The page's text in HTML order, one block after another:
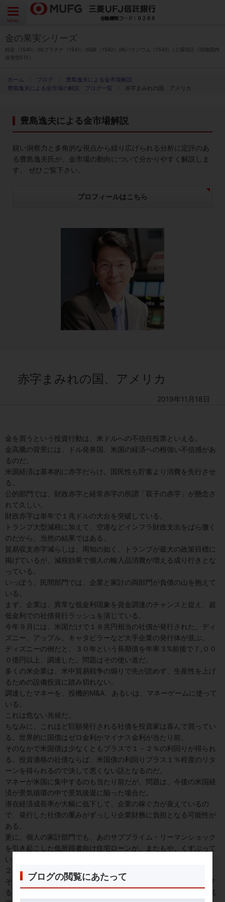
CLOSE
MENU
ブログ
豊島逸夫による金市場解説
豊島逸夫による金市場の解説 ブログ一覧
赤字まみれの国、アメリカ
豊島逸夫による金市場解説
鋭い洞察力と多角的な視点から繰り広げられる分析に定評のあ
る豊島逸夫氏が、金市場の動向について分かりやすく解説しま
す。 ぜひご覧下さい。
プロフィールはこちら
赤字まみれの国、アメリカ
2019年11月18日
金を買うという投資行動は、米ドルへの不信任投票といえる。
金高騰の背景には、ドル発券国、米国の経済への根強い不信感があ
るのだ。
米国経済は基本的に赤字だらけ。国民性も貯蓄より消費を先行させ
る。
公的部門では、財政赤字と経常赤字の所謂「双子の赤字」が懸念さ
れて久しい。
財政赤字は単年で１兆ドルの大台を突破している。
トランプ大型減税に加えて、空港などインフラ財政支出をばら撒く
のだから、当然の結果ではある。
貿易収支赤字減らしは、周知の如く、トランプが最大の政策目標に
掲げているが、減税効果で個人の輸入品消費が増える成り行きとな
っている。
いっぽう、民間部門では、企業と家計の両部門が負債の山を抱えて
いる。
まず、企業は、異常な低金利現象を資金調達のチャンスと捉え、超
低金利での社債発行ラッシュを演じている。
今年９月には、米国だけで１８兆円相当の社債が発行された。ディ
ズニー、アップル、キャタピラーなど大手企業の発行体が並ぶ。
ディズニーの例だと、３０年という長期債を年率３%前後で７,００
０億円以上、調達した。問題はその使い道だ。
多くの米企業は、米中貿易戦争の煽りで先が読めず、生産性を上げ
るための設備投資に踏み切れない。
調達したマネーを、投機的M&A、あるいは、マネーゲームに使って
いる。
これは危ない兆候だ。
ちなみに、これほど巨額発行される社債を投資家は喜んで買ってい
る。世界的に国債はゼロ金利かマイナス金利が当たり前。
そのなかで米国債は少なくともプラスで１－２％の利回りが得られ
る。投資適格の社債ならば、米国債の利回りプラス１％程度のリタ
ーンを得られるので決して悪くない話となるのだ。
マネーが米国に集中するのも当たり前だが、問題は、今後の米国経
済が景気循環の中で景気後退に陥った場合だ。
潜在経済成長率が大幅に低下して、企業の稼ぐ力が衰えているの
で、発行した社債の重みがずっしり企業財務に負担となる可能性が
ある。
更に、個人の家計部門でも、あのサブプライム・リーマンショック
を引き起こした低所得者向け住宅ローンが、またもや、くすぶって
いるのだ。
２０２０年は米大統領選挙の年。
そこで、特に所得水準が低い黒人家庭向けにも住宅ローンを提供す
ることで「マイホーム取得」の夢を叶えさせてあげよう、との国民
金の果実シリーズ
純金（1540）/純プラチナ（1541）/純銀（1542）/純パラジウム（1543）/上場信託（現物国内
保管型ETF）
金の果実シリーズとは
特徴とメリット
各種お手続き
ブログ
よくあるご質問 お問い合わせ
ブログの閲覧にあたって